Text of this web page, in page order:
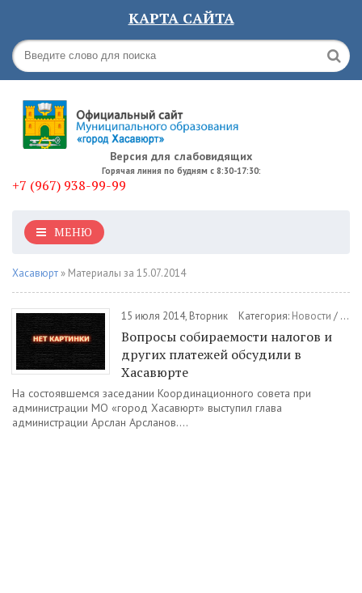
КАРТА САЙТА
Версия для слабовидящих
Горячая линия по будням с 8:30-17:30:
+7 (967) 938-99-99
МЕНЮ
Хасавюрт » Материалы за 15.07.2014
15 июля 2014, Вторник Категория: Новости /
Вопросы собираемости налогов и
других платежей обсудили в
Хасавюрте
На состоявшемся заседании Координационного совета при
администрации МО «город Хасавюрт» выступил глава
администрации Арслан Арсланов....